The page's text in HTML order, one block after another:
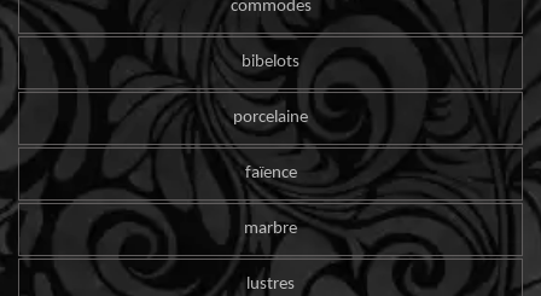
commodes
bibelots
porcelaine
faïence
marbre
lustres